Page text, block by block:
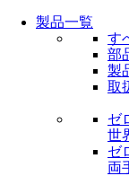
製品一覧
す
部
製
取
ゼ
世
ゼ
両